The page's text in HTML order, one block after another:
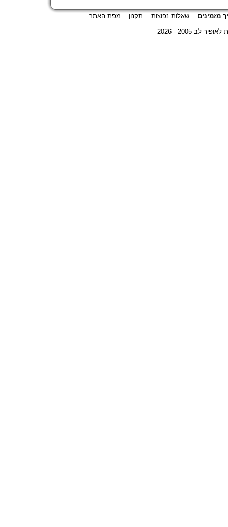
מזמינים שאלות נפוצות תקנון
מפת האתר
2005 - 2026